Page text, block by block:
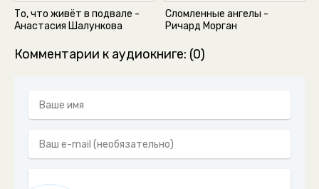
То, что живёт в подвале -
Анастасия Шалункова
Сломленные ангелы -
Ричард Морган
Комментарии к аудиокниге: (0)